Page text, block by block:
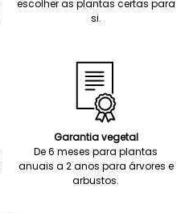
escolher as plantas certas para
si.
Garantia vegetal
De 6 meses para plantas
anuais a 2 anos para árvores e
arbustos.